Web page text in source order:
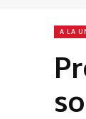
A LA